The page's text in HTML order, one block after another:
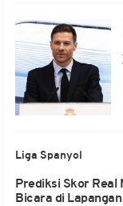
Liga Spanyol
Prediksi Skor
Bicara di